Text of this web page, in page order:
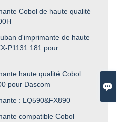

Cobol de haute qualité
d'imprimante de haute
P1131 181 pour
haute qualité Cobol
pour Dascom
: LQ590&FX890
compatible Cobol